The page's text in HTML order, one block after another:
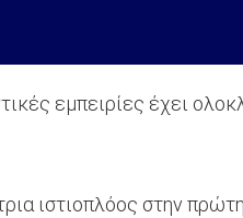
εμπειρίες έχει
ιστιοπλόος στην